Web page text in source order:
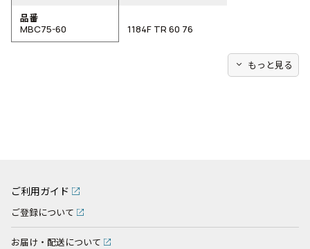
品番
MBC75-60
1184F TR 60 76
expand_more もっと見る
ご利用ガイド
ご登録について
お届け・配送について